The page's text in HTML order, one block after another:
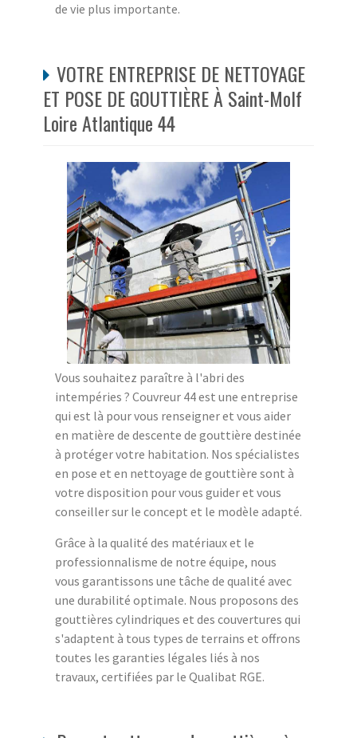
de vie plus importante.
VOTRE ENTREPRISE DE NETTOYAGE
ET POSE DE GOUTTIÈRE À Saint-Molf
Loire Atlantique 44
Vous souhaitez paraître à l'abri des
intempéries ? Couvreur 44 est une entreprise
qui est là pour vous renseigner et vous aider
en matière de descente de gouttière destinée
à protéger votre habitation. Nos spécialistes
en pose et en nettoyage de gouttière sont à
votre disposition pour vous guider et vous
conseiller sur le concept et le modèle adapté.
Grâce à la qualité des matériaux et le
professionnalisme de notre équipe, nous
vous garantissons une tâche de qualité avec
une durabilité optimale. Nous proposons des
gouttières cylindriques et des couvertures qui
s'adaptent à tous types de terrains et offrons
toutes les garanties légales liés à nos
travaux, certifiées par le Qualibat RGE.